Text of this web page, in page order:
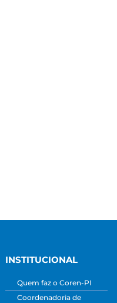
INSTITUCIONAL
Quem faz o Coren-PI
Coordenadoria de